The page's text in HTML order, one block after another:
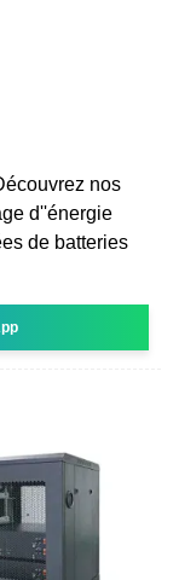
nos
d''énergie
de batteries